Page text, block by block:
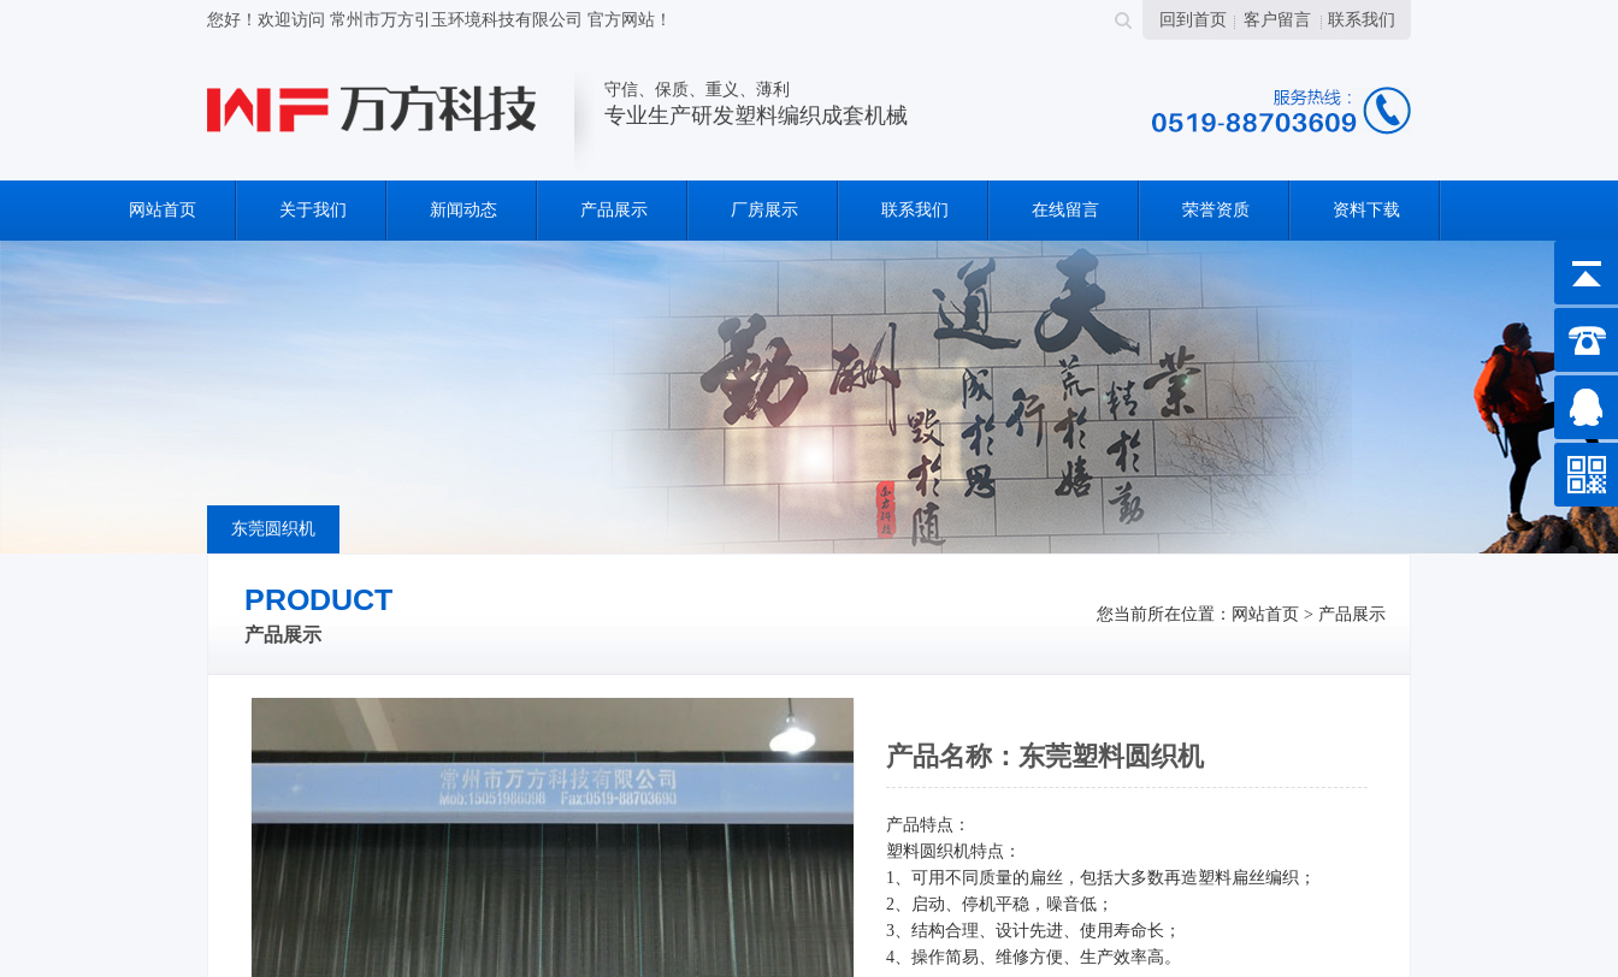
您好！欢迎访问 常州市万方引玉环境科技有限公司 官方网站！ 回到首页 客户留言 联系我们
守信、保质、重义、薄利
专业生产研发塑料编织成套机械
网站首页 关于我们 新闻动态 产品展示 厂房展示 联系我们 在线留言 荣誉资质 资料下载
东莞圆织机
PRODUCT
产品展示
您当前所在位置： 网站首页 > 产品展示
产品名称：东莞塑料圆织机
产品特点：
塑料圆织机特点：
1、可用不同质量的扁丝，包括大多数再造塑料扁丝编织；
2、启动、停机平稳，噪音低；
3、结构合理、设计先进、使用寿命长；
4、操作简易、维修方便、生产效率高。